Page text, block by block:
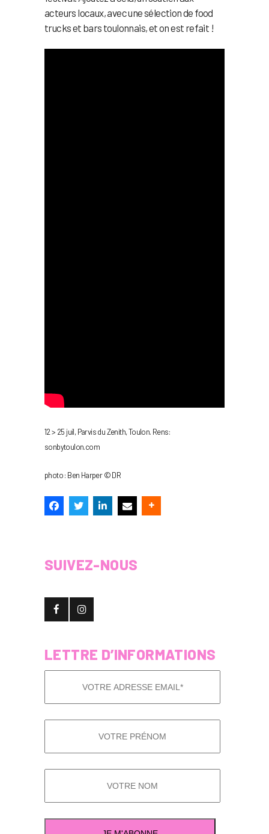
acteurs locaux, avec une sélection de food
trucks et bars toulonnais, et on est refait !
12 > 25 juil, Parvis du Zenith, Toulon. Rens:
sonbytoulon.com
photo : Ben Harper © DR
SUIVEZ-NOUS
LETTRE D’INFORMATIONS